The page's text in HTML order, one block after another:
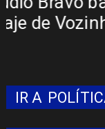
Colo:
IR A